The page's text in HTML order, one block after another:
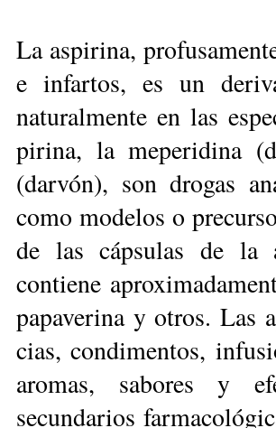
La aspirina,
e infartos, es un
naturalmente en las
pirina, la meperidina
(darvón), son drogas
como modelos o
de las cápsulas de la
contiene
papaverina y otros. Las
cias, condimen­tos,
aromas, sabores y
secundarios